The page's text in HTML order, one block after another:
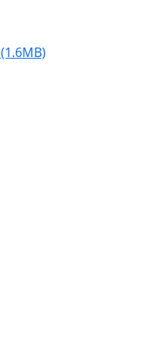
(1.6MB)